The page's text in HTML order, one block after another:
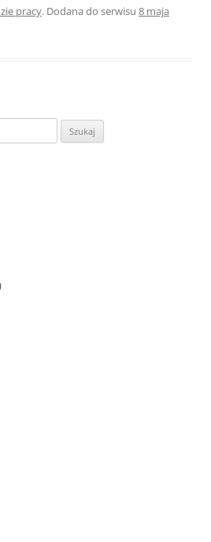
pracy. Dodana do serwisu 8 maja